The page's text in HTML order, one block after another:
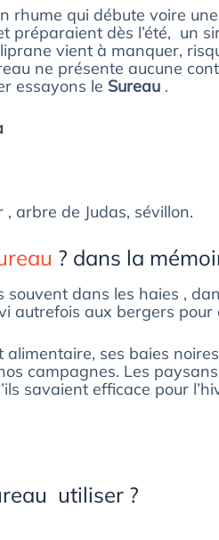
rhume qui débute voire
préparaient dès l’été, un
vient à manquer,
ne présente aucune
essayons le Sureau .
arbre de Judas, sévillon.
? dans la
souvent dans les haies ,
autrefois aux bergers pour
alimentaire, ses baies
campagnes. Les
savaient efficace pour
utiliser ?